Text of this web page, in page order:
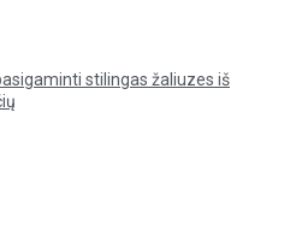
stilingas žaliuzes iš